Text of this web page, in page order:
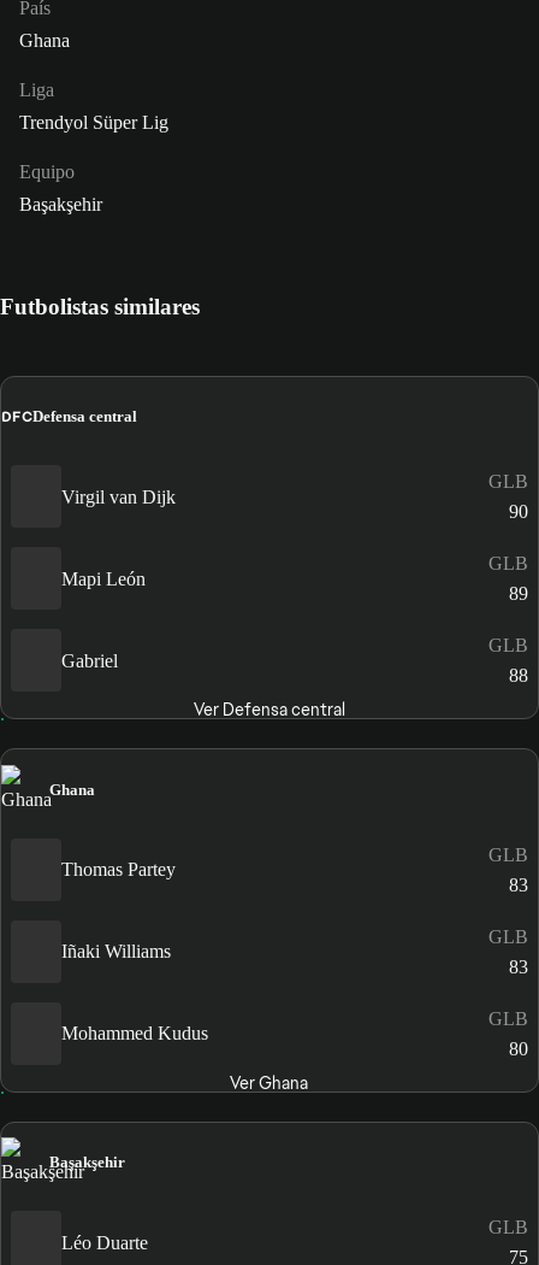
País
Ghana
Liga
Trendyol Süper Lig
Equipo
Başakşehir
Futbolistas similares
DFCDefensa central
Virgil van Dijk
GLB
90
Mapi León
GLB
89
Gabriel
GLB
88
Ver Defensa central
Ghana
Thomas Partey
GLB
83
Iñaki Williams
GLB
83
Mohammed Kudus
GLB
80
Ver Ghana
Başakşehir
Léo Duarte
GLB
75